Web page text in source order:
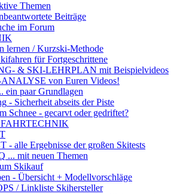
Themen
Beiträge
im Forum
lernen / Kurzski-Methode
für Fortgeschrittene
& SKI-LEHRPLAN mit Beispielvideos
von Euren Videos!
ein paar Grundlagen
- Sicherheit abseits der Piste
Schnee - gecarvt oder gedriftet?
- alle Ergebnisse der großen Skitests
... mit neuen Themen
Skikauf
- Übersicht + Modellvorschläge
/ Linkliste Skihersteller